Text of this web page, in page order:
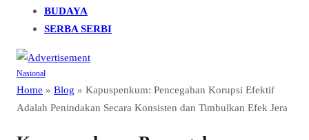
BUDAYA
SERBA SERBI
Nasional
Home » Blog » Kapuspenkum: Pencegahan Korupsi Efektif
Adalah Penindakan Secara Konsisten dan Timbulkan Efek Jera